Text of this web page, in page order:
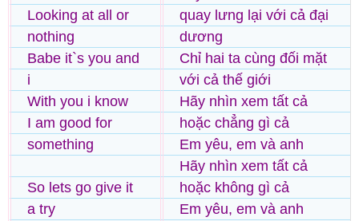
Looking at all or
nothing
Babe it`s you and
i
With you i know
I am good for
something
So lets go give it
a try
quay lưng lại với cả đại
dương
Chỉ hai ta cùng đối mặt
với cả thế giới
Hãy nhìn xem tất cả
hoặc chẳng gì cả
Em yêu, em và anh
Hãy nhìn xem tất cả
hoặc không gì cả
Em yêu, em và anh